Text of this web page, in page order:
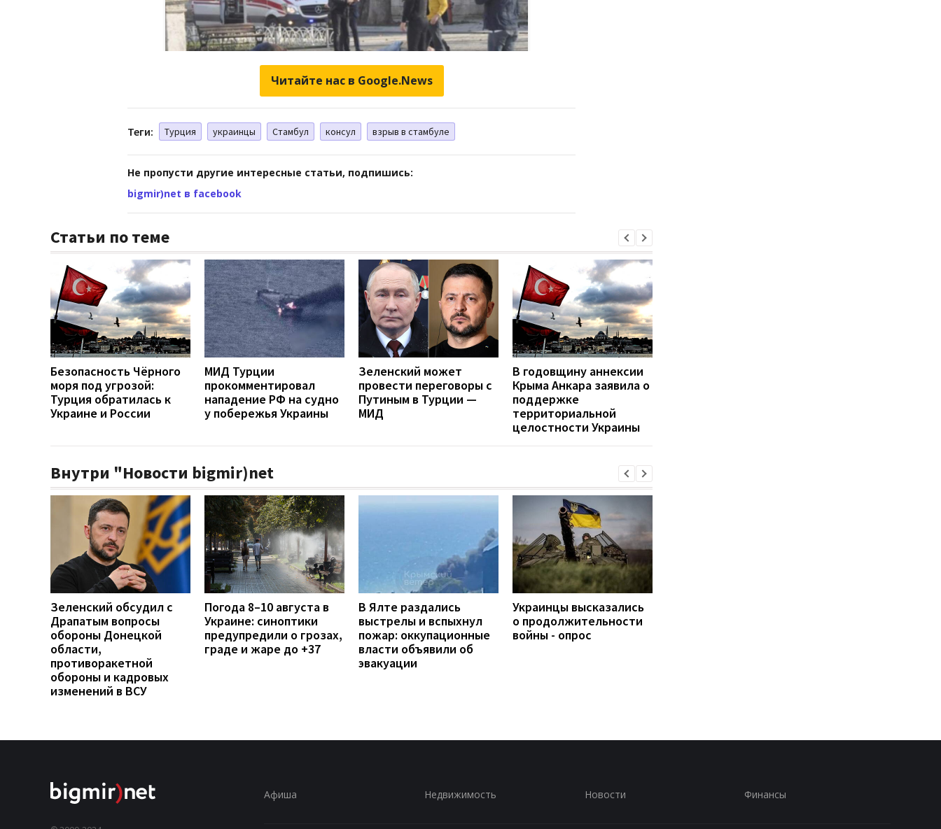
Читайте нас в Google.News
Теги: Турция украинцы Стамбул консул взрыв в стамбуле
Не пропусти другие интересные статьи, подпишись:
bigmir)net в facebook
Статьи по теме
Безопасность Чёрного
моря под угрозой:
Турция обратилась к
Украине и России
МИД Турции
прокомментировал
нападение РФ на судно
у побережья Украины
Зеленский может
провести переговоры с
Путиным в Турции —
МИД
В годовщину аннексии
Крыма Анкара заявила о
поддержке
территориальной
целостности Украины
Внутри "Новости bigmir)net
Зеленский обсудил с
Драпатым вопросы
обороны Донецкой
области,
противоракетной
обороны и кадровых
изменений в ВСУ
Погода 8–10 августа в
Украине: синоптики
предупредили о грозах,
граде и жаре до +37
В Ялте раздались
выстрелы и вспыхнул
пожар: оккупационные
власти объявили об
эвакуации
Украинцы высказались
о продолжительности
войны - опрос
Афиша Недвижимость Новости Финансы